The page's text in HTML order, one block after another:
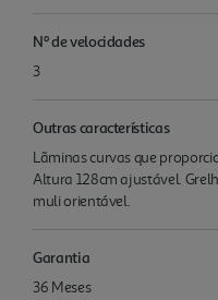
Nº de velocidades
3
Outras características
Lãminas curvas que
Altura 128cm ajustável.
muli orientável.
Garantia
36 Meses